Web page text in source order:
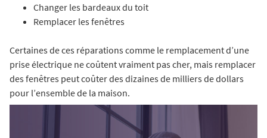
Changer les bardeaux du toit
Remplacer les fenêtres
Certaines de ces réparations comme le remplacement d’une
prise électrique ne coûtent vraiment pas cher, mais remplacer
des fenêtres peut coûter des dizaines de milliers de dollars
pour l’ensemble de la maison.